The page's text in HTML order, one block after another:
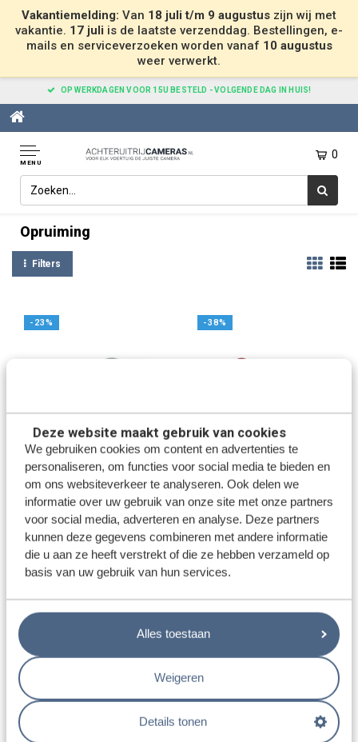
Deze website maakt gebruik van cookies
We gebruiken cookies om content en advertenties te
personaliseren, om functies voor social media te bieden en
om ons websiteverkeer te analyseren. Ook delen we
informatie over uw gebruik van onze site met onze partners
voor social media, adverteren en analyse. Deze partners
kunnen deze gegevens combineren met andere informatie
die u aan ze heeft verstrekt of die ze hebben verzameld op
basis van uw gebruik van hun services.
Alles toestaan
Weigeren
Details tonen
Vakantiemelding: Van 18 juli t/m 9 augustus zijn wij met
vakantie. 17 juli is de laatste verzenddag. Bestellingen, e-
mails en serviceverzoeken worden vanaf 10 augustus
weer verwerkt.
OP WERKDAGEN VOOR 15U BESTELD - VOLGENDE DAG IN HUIS!
MENU
0
Home Opruiming /Aanbieding
Opruiming
Filters
-23%
ProSight
Achteruitrijcamera Fiat
Ducato zonder remlicht
€129,00 €99,00
...rest van de knop code...
BEKIJK PRODUCT
-38%
Achteruitrijcamera Derde
Remlicht Opel Vivaro NTSC
€159,00 €99,00
...rest van de knop code...
BEKIJK PRODUCT